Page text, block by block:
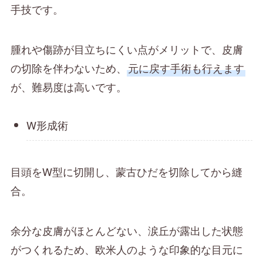
手技です。
腫れや傷跡が目立ちにくい点がメリットで、皮膚
の切除を伴わないため、 元に戻す手術も行えます
が、難易度は高いです。
W形成術
目頭をW型に切開し、蒙古ひだを切除してから縫
合。
余分な皮膚がほとんどない、涙丘が露出した状態
がつくれるため、欧米人のような印象的な目元に